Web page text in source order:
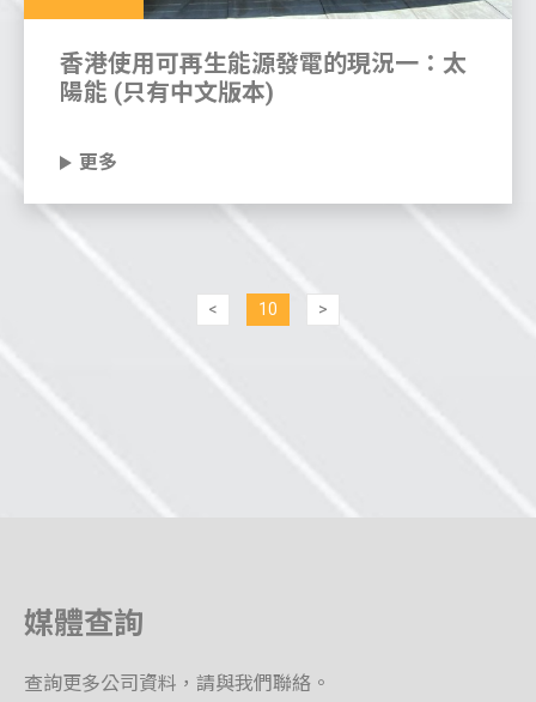
香港使用可再生能源發電的現況一：太
陽能 (只有中文版本)
更多
10
媒體查詢
查詢更多公司資料，請與我們聯絡。